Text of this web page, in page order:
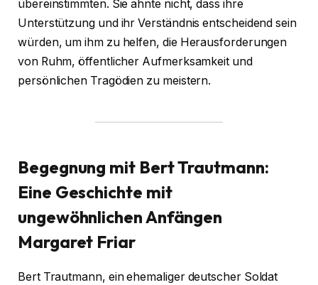
übereinstimmten. Sie ahnte nicht, dass ihre
Unterstützung und ihr Verständnis entscheidend sein
würden, um ihm zu helfen, die Herausforderungen
von Ruhm, öffentlicher Aufmerksamkeit und
persönlichen Tragödien zu meistern.
Begegnung mit Bert Trautmann:
Eine Geschichte mit
ungewöhnlichen Anfängen
Margaret Friar
Bert Trautmann, ein ehemaliger deutscher Soldat